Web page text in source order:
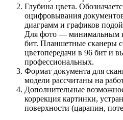
Глубина цвета.
оцифровывания
диаграмм и графиков
Для фото — минимальным
бит. Планшетные сканеры
цветопередачи в 96 бит и
профессиональных.
Формат документа для
модели рассчитаны на
Дополнительные
коррекция картинки,
поверхности (царапин,